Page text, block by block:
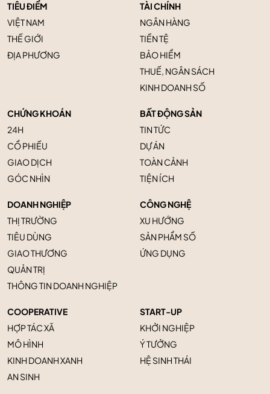
TIÊU ĐIỂM
VIỆT NAM
THẾ GIỚI
ĐỊA PHƯƠNG
TÀI CHÍNH
NGÂN HÀNG
TIỀN TỆ
BẢO HIỂM
THUẾ, NGÂN SÁCH
KINH DOANH SỐ
CHỨNG KHOÁN
24H
CỔ PHIẾU
GIAO DỊCH
GÓC NHÌN
BẤT ĐỘNG SẢN
TIN TỨC
DỰ ÁN
TOÀN CẢNH
TIỆN ÍCH
DOANH NGHIỆP
THỊ TRƯỜNG
TIÊU DÙNG
GIAO THƯƠNG
QUẢN TRỊ
THÔNG TIN DOANH NGHIỆP
CÔNG NGHỆ
XU HƯỚNG
SẢN PHẨM SỐ
ỨNG DỤNG
COOPERATIVE
HỢP TÁC XÃ
MÔ HÌNH
KINH DOANH XANH
AN SINH
START-UP
KHỞI NGHIỆP
Ý TƯỞNG
HỆ SINH THÁI